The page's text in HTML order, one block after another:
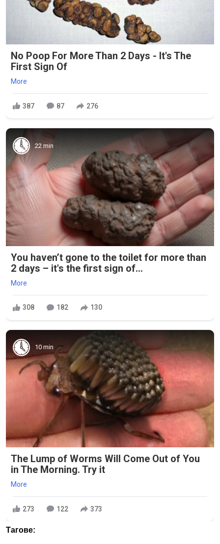
No Poop For More Than 2 Days - It's The
First Sign Of
More
387 87 276
22 min
You haven’t gone to the toilet for more than
2 days – it's the first sign of...
More
308 182 130
10 min
The Lump of Worms Will Come Out of You
in The Morning. Try it
More
273 122 373
Тагове: